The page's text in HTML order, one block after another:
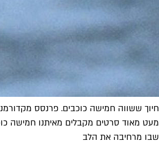
חיוך ששווה חמישה כוכבים. פרנסס
מעט מאוד סרטים מקבלים מאיתנו חמישה
שבו מרחיבה את הלב